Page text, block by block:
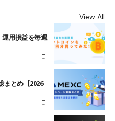
View All
運用損益を毎週
まとめ【2026